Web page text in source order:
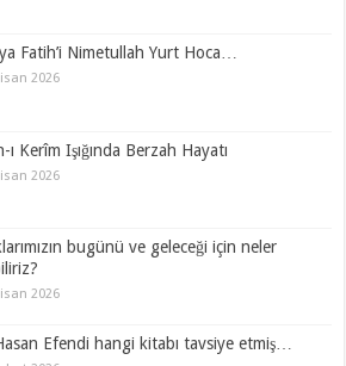
Fatih’i Nimetullah Yurt Hoca…
2026
ı Kerîm Işığında Berzah Hayatı
2026
bugünü ve geleceği için neler
2026
Efendi hangi kitabı tavsiye etmiş…